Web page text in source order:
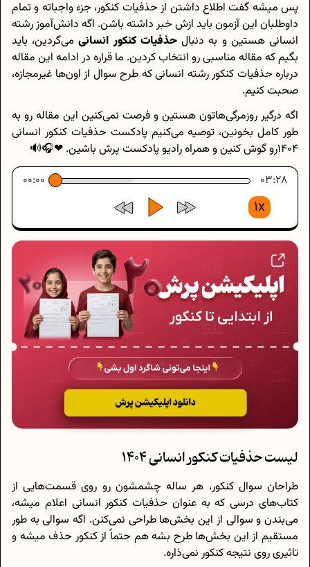
پس میشه گفت اطلاع داشتن از حذفیات کنکور، جزء واجباته و تمام
داوطلبان این آزمون باید ازش خبر داشته باشن. اگه دانش‌آموز رشته
انسانی هستین و به دنبالحذفیات کنکور انسانیمی‌گردین، باید
بگیم که مقاله مناسبی رو انتخاب کردین. ما قراره در ادامه این مقاله
درباره حذفیات کنکور رشته انسانی که طرح سوال از اون‌ها غیرمجازه،
صحبت کنیم.
اگه درگیر روزمرگی‌هاتون هستین و فرصت نمی‌کنین این مقاله رو به
طور کامل بخونین، توصیه می‌کنیم پادکست حذفیات کنکور انسانی
1404رو گوش کنین و همراه رادیو پادکست پرش باشین. ❤🎧🔊
00:00
03:28
1x
لیست حذفیات کنکور انسانی 1404
طراحان سوال کنکور، هر ساله چشمشون رو روی قسمت‌هایی از
کتاب‌های درسی که به عنوان حذفیات کنکور انسانی اعلام میشه،
می‌بندن و سوالی از این بخش‌ها طراحی نمی‌کنن. اگه سوالی به طور
مستقیم از این بخش‌ها طرح بشه هم حتماً از کنکور حذف میشه و
تاثیری روی نتیجه کنکور نمی‌ذاره.